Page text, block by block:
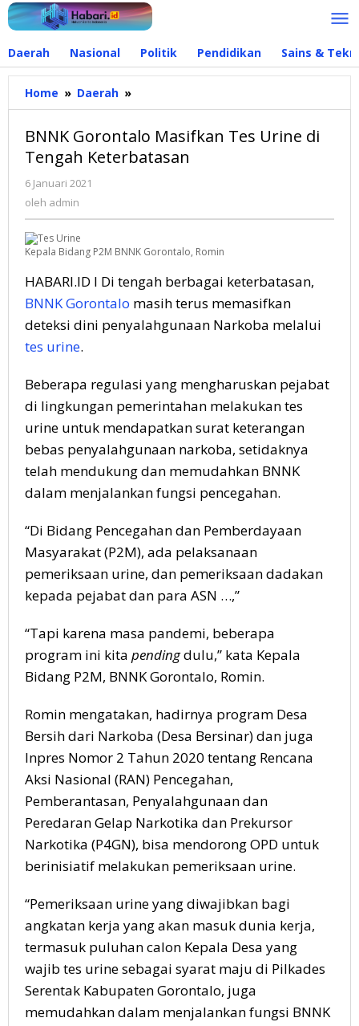
Lewati
ke
Daerah Nasional Politik Pendidikan Sains &
Home » Daerah »
Gorontalo
Masifkan
Tes
Urine
BNNK Gorontalo Masifkan Tes Urine di
Tengah Keterbatasan
6 Januari 2021
oleh admin
Kepala Bidang P2M BNNK Gorontalo, Romin
HABARI.ID I Di tengah berbagai keterbatasan,
BNNK Gorontalo masih terus memasifkan
deteksi dini penyalahgunaan Narkoba melalui
tes urine.
Beberapa regulasi yang mengharuskan pejabat
di lingkungan pemerintahan melakukan tes
urine untuk mendapatkan surat keterangan
bebas penyalahgunaan narkoba, setidaknya
telah mendukung dan memudahkan BNNK
dalam menjalankan fungsi pencegahan.
“Di Bidang Pencegahan dan Pemberdayaan
Masyarakat (P2M), ada pelaksanaan
pemeriksaan urine, dan pemeriksaan dadakan
kepada pejabat dan para ASN …,”
“Tapi karena masa pandemi, beberapa
program ini kita pendingdulu,” kata Kepala
Bidang P2M, BNNK Gorontalo, Romin.
Romin mengatakan, hadirnya program Desa
Bersih dari Narkoba (Desa Bersinar) dan juga
Inpres Nomor 2 Tahun 2020 tentang Rencana
Aksi Nasional (RAN) Pencegahan,
Pemberantasan, Penyalahgunaan dan
Peredaran Gelap Narkotika dan Prekursor
Narkotika (P4GN), bisa mendorong OPD untuk
berinisiatif melakukan pemeriksaan urine.
“Pemeriksaan urine yang diwajibkan bagi
angkatan kerja yang akan masuk dunia kerja,
termasuk puluhan calon Kepala Desa yang
wajib tes urine sebagai syarat maju di Pilkades
Serentak Kabupaten Gorontalo, juga
memudahkan dalam menjalankan fungsi BNNK